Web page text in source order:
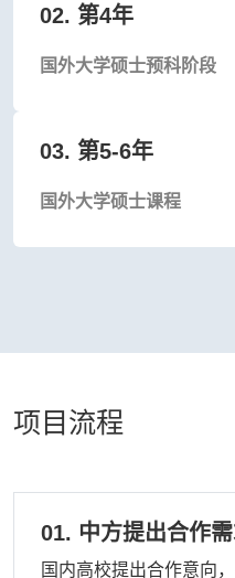
02. 第4年
国外大学硕士预科阶段
03. 第5-6年
国外大学硕士课程
项目流程
01. 中方提出合作
国内高校提出合作意向